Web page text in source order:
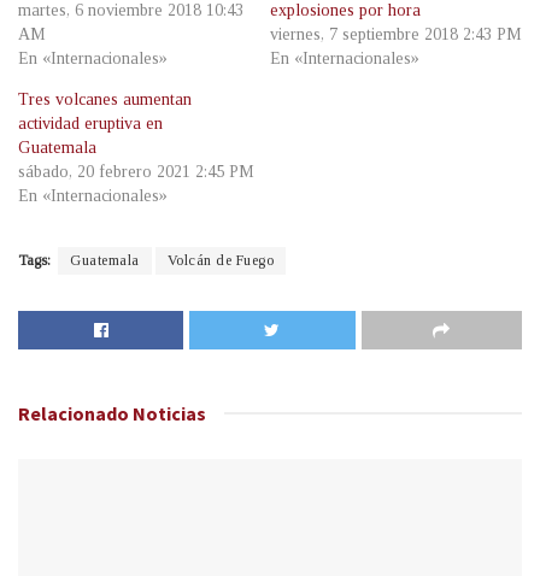
martes, 6 noviembre 2018 10:43
AM
En «Internacionales»
explosiones por hora
viernes, 7 septiembre 2018 2:43 PM
En «Internacionales»
Tres volcanes aumentan
actividad eruptiva en
Guatemala
sábado, 20 febrero 2021 2:45 PM
En «Internacionales»
Tags: Guatemala Volcán de Fuego
Relacionado Noticias